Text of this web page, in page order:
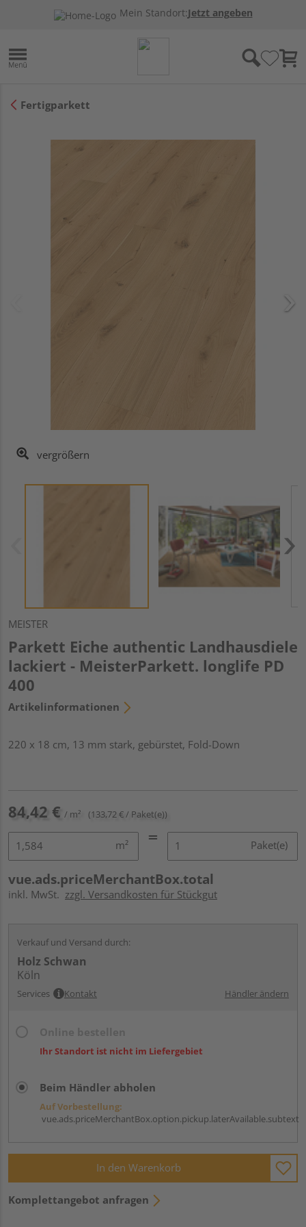
Mein Standort:Jetzt angeben
Fertigparkett
vergrößern
MEISTER
Parkett Eiche authentic Landhausdiele
lackiert - MeisterParkett. longlife PD
400
Artikelinformationen
220 x 18 cm, 13 mm stark, gebürstet, Fold-Down
84,42 € / m² (133,72 € / Paket(e))
m² Paket(e)
vue.ads.priceMerchantBox.total
inkl. MwSt. zzgl. Versandkosten für Stückgut
Verkauf und Versand durch:
Holz Schwan
Köln
Services Kontakt Händler ändern
Ihr Standort ist nicht im Liefergebiet
Beim Händler abholen
Auf Vorbestellung:
vue.ads.priceMerchantBox.option.pickup.laterAvailable.subtext
In den Warenkorb
Komplettangebot anfragen